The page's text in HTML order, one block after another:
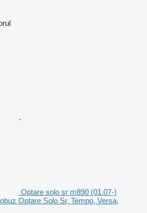
Optare solo sr m890 (01.07-)
Optare Solo Sr, Tempo, Versa,